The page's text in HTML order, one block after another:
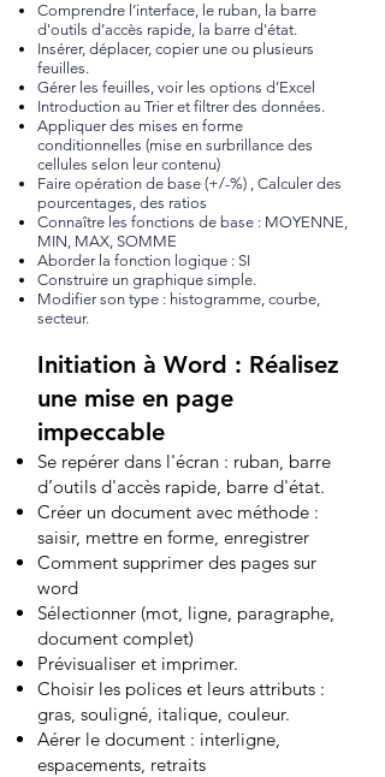
Comprendre l’interface, le ruban, la barre
d'outils d’accès rapide, la barre d'état.
Insérer, déplacer, copier une ou plusieurs
feuilles.
Gérer les feuilles, voir les options d’Excel
Introduction au Trier et filtrer des données.
Appliquer des mises en forme
conditionnelles (mise en surbrillance des
cellules selon leur contenu)
Faire opération de base (+/-%) , Calculer des
pourcentages, des ratios
Connaître les fonctions de base : MOYENNE,
MIN, MAX, SOMME
Aborder la fonction logique : SI
Construire un graphique simple.
Modifier son type : histogramme, courbe,
secteur.
Initiation à Word : Réalisez
une mise en page
impeccable
Se repérer dans l'écran : ruban, barre
d’outils d'accès rapide, barre d'état.
Créer un document avec méthode :
saisir, mettre en forme, enregistrer
Comment supprimer des pages sur
word
Sélectionner (mot, ligne, paragraphe,
document complet)
Prévisualiser et imprimer.
Choisir les polices et leurs attributs :
gras, souligné, italique, couleur.
Aérer le document : interligne,
espacements, retraits